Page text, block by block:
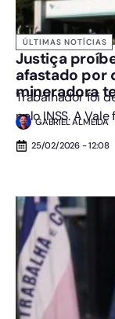
ÚLTIMAS NOTÍCIAS
Justiça
afastado por
mineradora
Trabalhador foi
pelo INSS. A
GABRIEL ALMEIDA
25/02/2026 - 12:08